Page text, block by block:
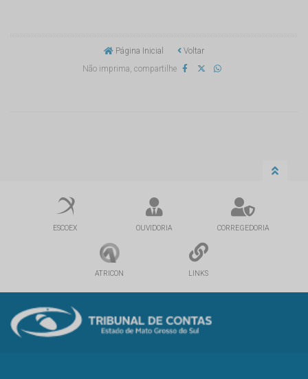
Página Inicial
Voltar
Não imprima, compartilhe
ESCOEX OUVIDORIA CORREGEDORIA
ATRICON LINKS